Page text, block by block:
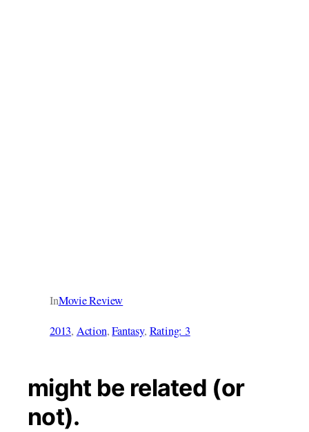
InMovie Review
2013, Action, Fantasy, Rating: 3
might be related (or
not).